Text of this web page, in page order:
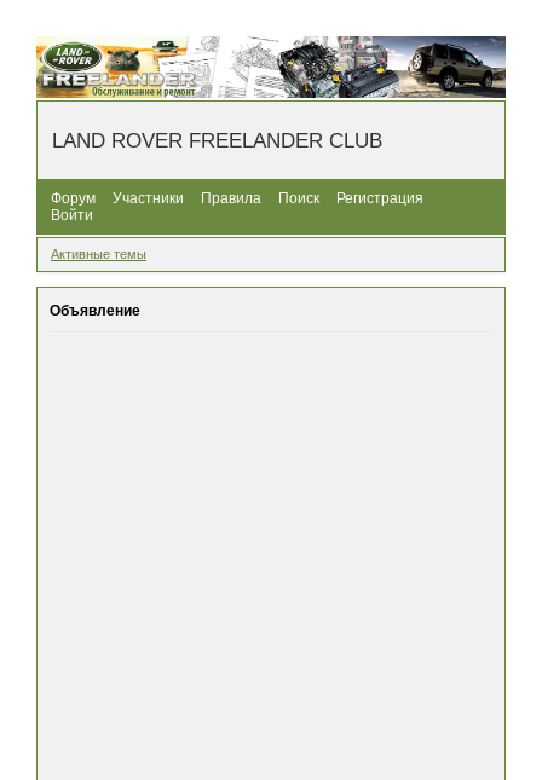
LAND ROVER FREELANDER CLUB
Форум Участники Правила Поиск
Регистрация
Войти
Активные темы
Объявление